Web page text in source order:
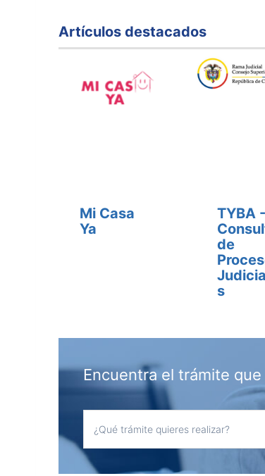
Artículos destacados
Mi Casa
Ya
TYBA -
de
s
Encuentra el trámite